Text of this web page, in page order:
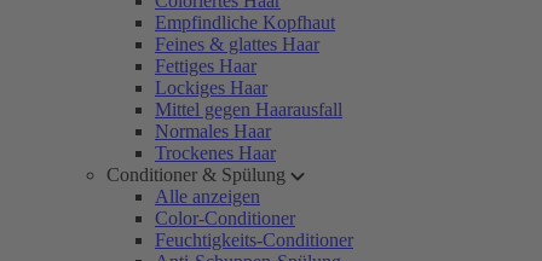
Empfindliche Kopfhaut
Feines & glattes Haar
Fettiges Haar
Lockiges Haar
Mittel gegen Haarausfall
Normales Haar
Trockenes Haar
Conditioner & Spülung
Alle anzeigen
Color-Conditioner
Feuchtigkeits-Conditioner